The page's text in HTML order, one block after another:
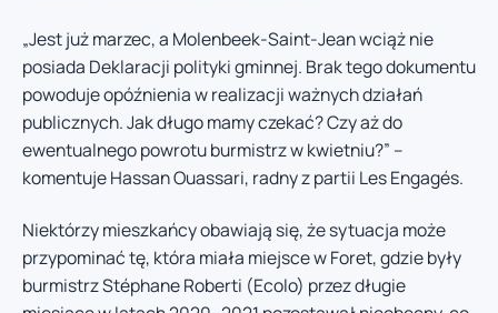
„Jest już marzec, a Molenbeek-Saint-Jean wciąż nie
posiada Deklaracji polityki gminnej. Brak tego dokumentu
powoduje opóźnienia w realizacji ważnych działań
publicznych. Jak długo mamy czekać? Czy aż do
ewentualnego powrotu burmistrz w kwietniu?” –
komentuje Hassan Ouassari, radny z partii Les Engagés.
Niektórzy mieszkańcy obawiają się, że sytuacja może
przypominać tę, która miała miejsce w Foret, gdzie były
burmistrz Stéphane Roberti (Ecolo) przez długie